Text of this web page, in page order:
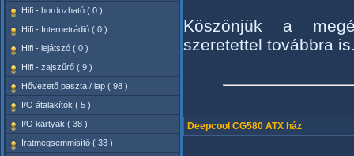
Hifi - hordozható ( 0 )
Hifi - Internetrádió ( 0 )
Hifi - lejátszó ( 0 )
Hifi - zajszűrő ( 9 )
Hővezető paszta / lap ( 98 )
I/O átalakítók ( 5 )
I/O kártyák ( 38 )
Iratmegsemmisítő ( 33 )
Köszönjük a
szeretettel továbbra
Deepcool CG580 ATX ház